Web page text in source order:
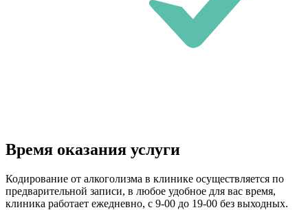
Время оказания услуги
Кодирование от алкоголизма в клинике осуществляется по
предварительной записи, в любое удобное для вас время,
клиника работает ежедневно, с 9-00 до 19-00 без выходных.